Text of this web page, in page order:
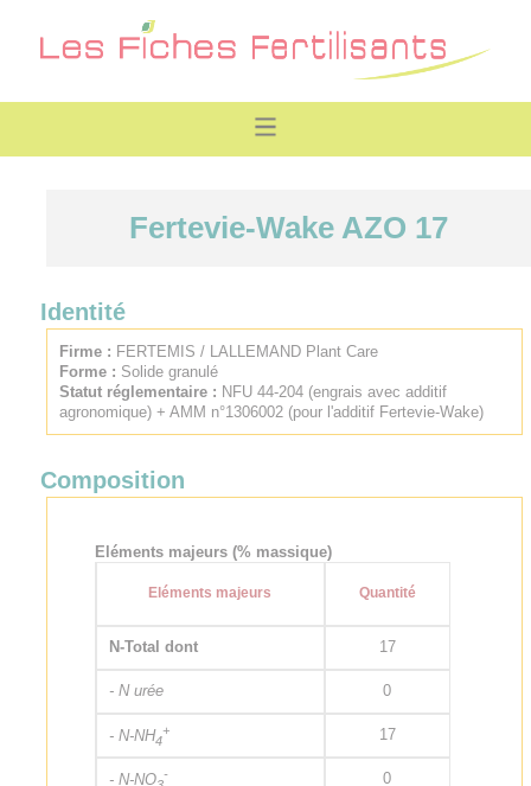
Fertevie-Wake AZO 17
Identité
Firme : FERTEMIS / LALLEMAND Plant Care
Forme : Solide granulé
Statut réglementaire : NFU 44-204 (engrais avec additif
agronomique) + AMM n°1306002 (pour l'additif Fertevie-Wake)
Composition
Eléments majeurs (% massique)
Eléments majeurs Quantité
N-Total dont 17
- N urée 0
- N-NH4
+ 17
- N-NO - 0